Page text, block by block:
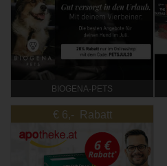
BIOGENA-PETS
€ 6,- Rabatt